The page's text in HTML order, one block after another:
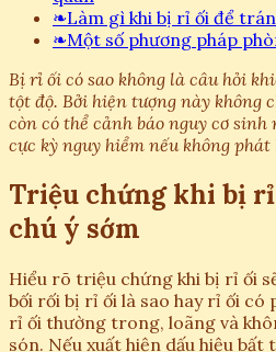
❧Làm gì khi bị rỉ ối để
❧Một số phương pháp
Bị rỉ ối có sao không là câu hỏi
tột độ. Bởi hiện tượng này không
còn có thể cảnh báo nguy cơ
cực kỳ nguy hiểm nếu không
Triệu chứng khi bị rỉ
chú ý sớm
Hiểu rõ triệu chứng khi bị rỉ ối
bối rối bị rỉ ối là sao hay rỉ ối có
rỉ ối thường trong, loãng và
són. Nếu xuất hiện dấu hiệu bất